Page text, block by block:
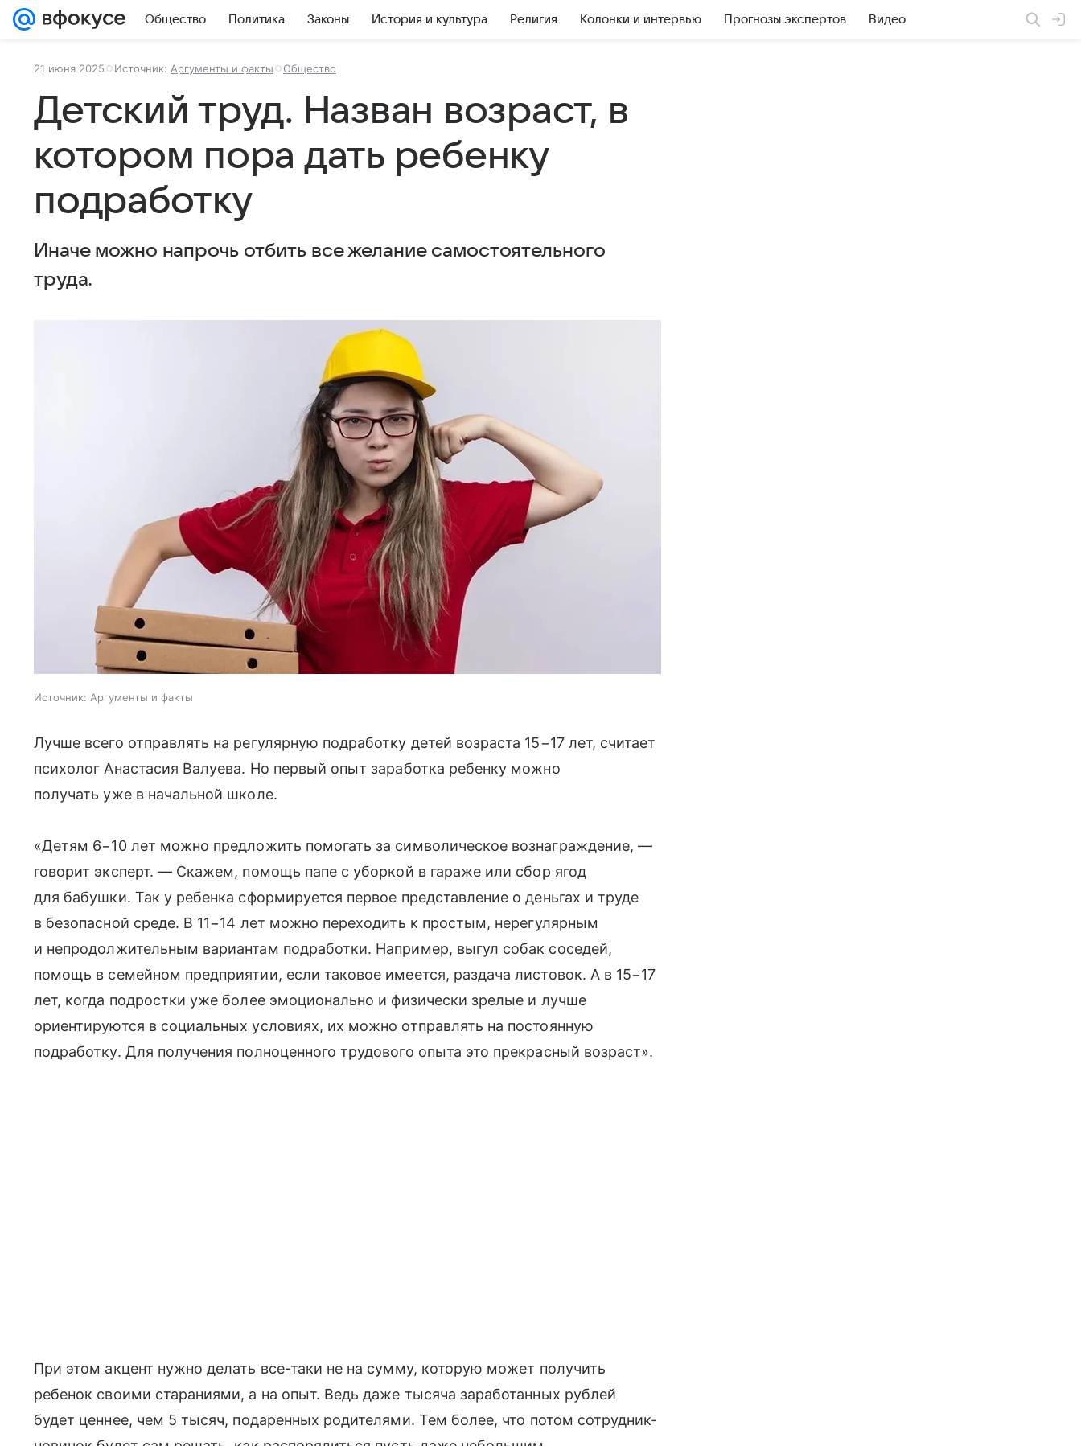
Общество Политика Законы История и культура Религия Колонки и интервью Прогнозы экспертов Видео
21 июня 2025 Источник: Аргументы и факты Общество
Детский труд. Назван возраст, в
котором пора дать ребенку
подработку
Иначе можно напрочь отбить все желание самостоятельного
труда.
Источник: Аргументы и факты
Лучше всего отправлять на регулярную подработку детей возраста 15−17 лет, считает
психолог Анастасия Валуева. Но первый опыт заработка ребенку можно
получать уже в начальной школе.
«Детям 6−10 лет можно предложить помогать за символическое вознаграждение, —
говорит эксперт. — Скажем, помощь папе с уборкой в гараже или сбор ягод
для бабушки. Так у ребенка сформируется первое представление о деньгах и труде
в безопасной среде. В 11−14 лет можно переходить к простым, нерегулярным
и непродолжительным вариантам подработки. Например, выгул собак соседей,
помощь в семейном предприятии, если таковое имеется, раздача листовок. А в 15−17
лет, когда подростки уже более эмоционально и физически зрелые и лучше
ориентируются в социальных условиях, их можно отправлять на постоянную
подработку. Для получения полноценного трудового опыта это прекрасный возраст».
При этом акцент нужно делать все-таки не на сумму, которую может получить
ребенок своими стараниями, а на опыт. Ведь даже тысяча заработанных рублей
будет ценнее, чем 5 тысяч, подаренных родителями. Тем более, что потом сотрудник-